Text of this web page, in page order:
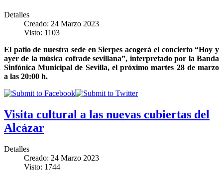
Detalles
Creado: 24 Marzo 2023
Visto: 1103
El patio de nuestra sede en Sierpes acogerá el concierto “Hoy y
ayer de la música cofrade sevillana”, interpretado por la Banda
Sinfónica Municipal de Sevilla, el próximo martes 28 de marzo
a las 20:00 h.
Visita cultural a las nuevas cubiertas del
Alcázar
Detalles
Creado: 24 Marzo 2023
Visto: 1744